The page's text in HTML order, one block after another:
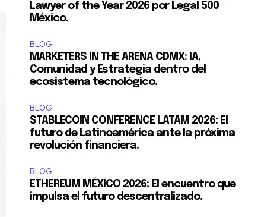
Lawyer of the Year 2026 por Legal 500
México.
BLOG
MARKETERS IN THE ARENA CDMX: IA,
Comunidad y Estrategia dentro del
ecosistema tecnológico.
BLOG
STABLECOIN CONFERENCE LATAM 2026: El
futuro de Latinoamérica ante la próxima
revolución financiera.
BLOG
ETHEREUM MÉXICO 2026: El encuentro que
impulsa el futuro descentralizado.